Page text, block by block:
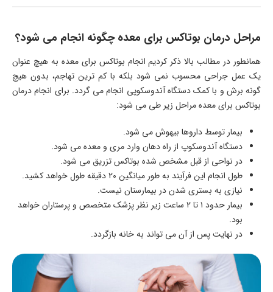
مراحل درمان بوتاکس برای معده چگونه انجام می شود؟
همانطور در مطالب بالا ذکر کردیم انجام بوتاکس برای معده به هیچ عنوان
یک عمل جراحی محسوب نمی شود بلکه با کم ترین تهاجم، بدون هیچ
گونه برش و با کمک دستگاه آندوسکوپی انجام می گردد. برای انجام درمان
بوتاکس برای معده مراحل زیر طی می شود:
بیمار توسط داروها بیهوش می شود.
دستگاه آندوسکوپ از راه دهان وارد مری و معده می شود.
در نواحی از قبل مشخص شده بوتاکس تزریق می شود.
طول انجام این فرآیند به طور میانگین ​​۲۰ دقیقه طول خواهد کشید.
نیازی به بستری شدن در بیمارستان نیست.
بیمار حدود ۱ تا ۲ ساعت زیر نظر پزشک متخصص و پرستاران خواهد
بود.
در نهایت پس از آن می تواند به خانه بازگردد.